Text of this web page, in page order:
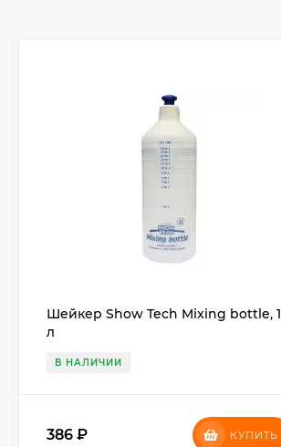
Шейкер Show Tech Mixing bottle, 1
л
В НАЛИЧИИ
386 ₽ КУПИТЬ